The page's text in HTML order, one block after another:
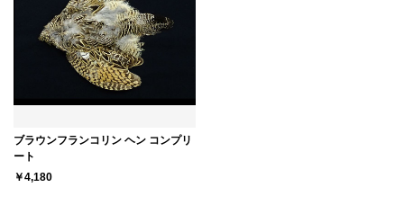
ブラウンフランコリン ヘン コンプリ
ート
￥4,180